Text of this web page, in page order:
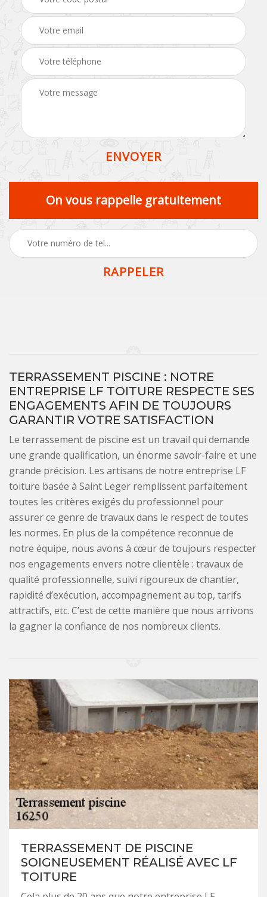
On vous rappelle gratuitement
TERRASSEMENT PISCINE : NOTRE
ENTREPRISE LF TOITURE RESPECTE SES
ENGAGEMENTS AFIN DE TOUJOURS
GARANTIR VOTRE SATISFACTION
Le terrassement de piscine est un travail qui demande
une grande qualification, un énorme savoir-faire et une
grande précision. Les artisans de notre entreprise LF
toiture basée à Saint Leger remplissent parfaitement
toutes les critères exigés du professionnel pour
assurer ce genre de travaux dans le respect de toutes
les normes. En plus de la compétence reconnue de
notre équipe, nous avons à cœur de toujours respecter
nos engagements envers notre clientèle : travaux de
qualité professionnelle, suivi rigoureux de chantier,
rapidité d’exécution, accompagnement au top, tarifs
attractifs, etc. C’est de cette manière que nous arrivons
la gagner la confiance de nos nombreux clients.
TERRASSEMENT DE PISCINE
SOIGNEUSEMENT RÉALISÉ AVEC LF
TOITURE